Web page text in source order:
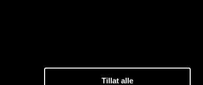
Tillat alle